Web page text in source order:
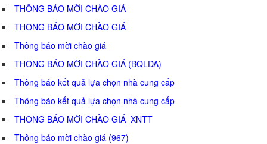
THÔNG BÁO MỜI CHÀO GIÁ
THÔNG BÁO MỜI CHÀO GIÁ
Thông báo mời chào giá
THÔNG BÁO MỜI CHÀO GIÁ (BQLDA)
Thông báo kết quả lựa chọn nhà cung cấp
Thông báo kết quả lựa chọn nhà cung cấp
THÔNG BÁO MỜI CHÀO GIÁ_XNTT
Thông báo mời chào giá (967)